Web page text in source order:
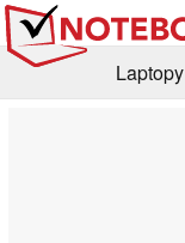
Laptopy